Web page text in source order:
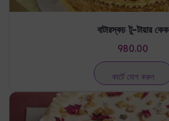
বাটারস্কচ টু-টায়ার কেক
980.00
কার্টে যোগ করুন